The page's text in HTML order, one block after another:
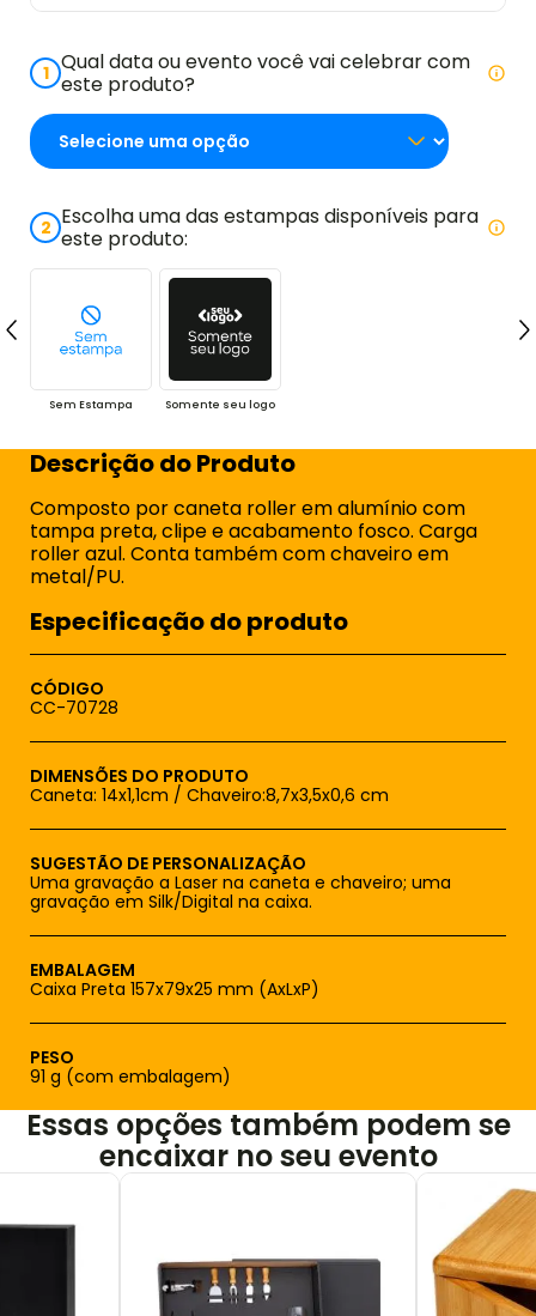
1 Qual data ou evento você vai celebrar com
este produto?
2 Escolha uma das estampas disponíveis para
este produto:
Sem Estampa Somente seu logo
Descrição do Produto
Composto por caneta roller em alumínio com
tampa preta, clipe e acabamento fosco. Carga
roller azul. Conta também com chaveiro em
metal/PU.
Especificação do produto
CÓDIGO
CC-70728
DIMENSÕES DO PRODUTO
Caneta: 14x1,1cm / Chaveiro:8,7x3,5x0,6 cm
SUGESTÃO DE PERSONALIZAÇÃO
Uma gravação a Laser na caneta e chaveiro; uma
gravação em Silk/Digital na caixa.
EMBALAGEM
Caixa Preta 157x79x25 mm (AxLxP)
PESO
91 g (com embalagem)
Essas opções também podem se
encaixar no seu evento